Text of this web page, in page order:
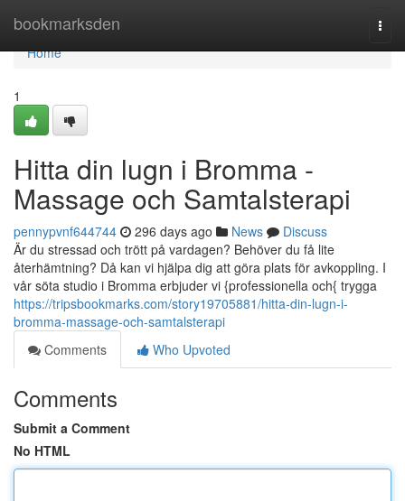
bookmarksden
Home
Home
1
Hitta din lugn i Bromma -
Massage och Samtalsterapi
pennypvnf644744 296 days ago News
Discuss
Är du stressad och trött på vardagen? Behöver du få lite
återhämtning? Då kan vi hjälpa dig att göra plats för avkoppling. I
vår söta studio i Bromma erbjuder vi {professionella och{ trygga
https://tripsbookmarks.com/story19705881/hitta-din-lugn-i-
bromma-massage-och-samtalsterapi
Comments
Who Upvoted
Comments
Submit a Comment
No HTML